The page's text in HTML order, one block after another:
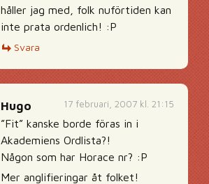
håller jag med, folk nuförtiden kan
inte prata ordenlich! :P
Svara
17 februari, 2007 kl. 21:15
Hugo
”Fit” kanske borde föras in i
Akademiens Ordlista?!
Någon som har Horace nr? :P
Mer anglifieringar åt folket!